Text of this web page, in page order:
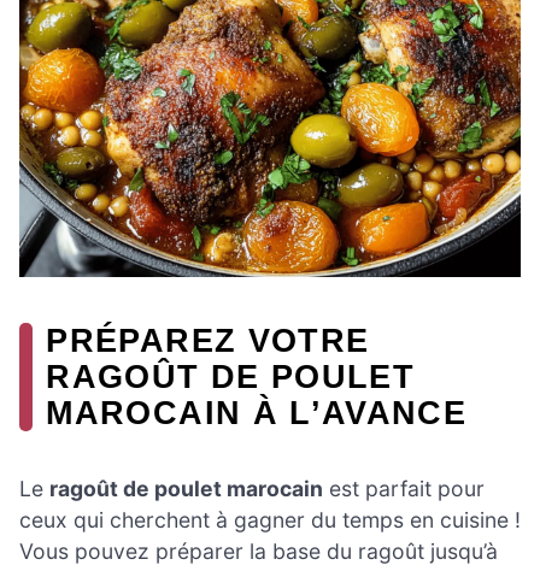
PRÉPAREZ VOTRE
RAGOÛT DE POULET
MAROCAIN À L’AVANCE
Le ragoût de poulet marocain est parfait pour
ceux qui cherchent à gagner du temps en cuisine !
Vous pouvez préparer la base du ragoût jusqu’à